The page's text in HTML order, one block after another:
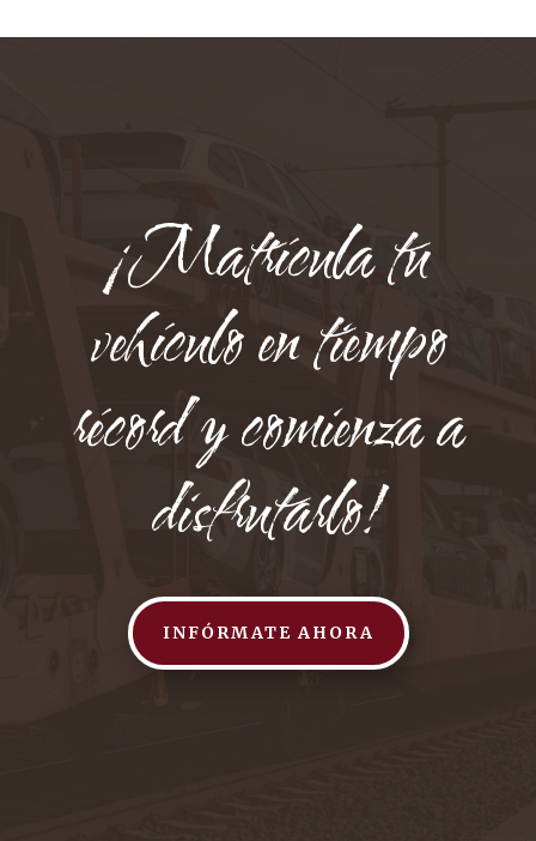
¡Matrícula tu
vehículo en tiempo
récord y comienza a
disfrutarlo!
INFÓRMATE AHORA